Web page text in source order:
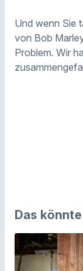
Und wenn Sie
von Bob
Problem. Wir
Das